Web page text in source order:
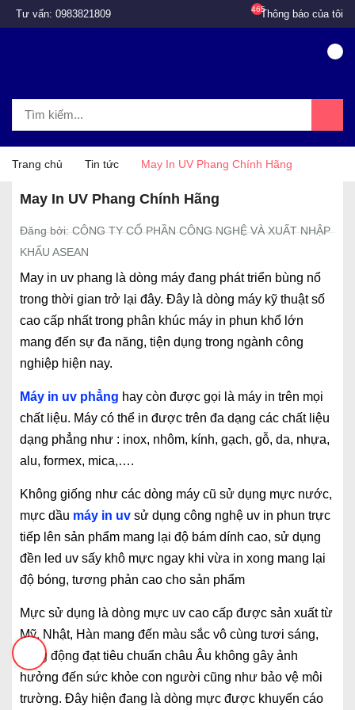
Tư vấn: 0983821809 Thông báo của tôi
465
Trang chủ Tin tức May In UV Phang Chính Hãng
May In UV Phang Chính Hãng
Đăng bởi: CÔNG TY CỔ PHẦN CÔNG NGHỆ VÀ XUẤT NHẬP
KHẨU ASEAN
May in uv phang là dòng máy đang phát triển bùng nổ
trong thời gian trở lại đây. Đây là dòng máy kỹ thuật số
cao cấp nhất trong phân khúc máy in phun khổ lớn
mang đến sự đa năng, tiện dụng trong ngành công
nghiệp hiện nay.
Máy in uv phẳng hay còn được gọi là máy in trên mọi
chất liệu. Máy có thể in được trên đa dạng các chất liệu
dạng phẳng như : inox, nhôm, kính, gạch, gỗ, da, nhựa,
alu, formex, mica,….
Không giống như các dòng máy cũ sử dụng mực nước,
mực dầu máy in uv sử dụng công nghệ uv in phun trực
tiếp lên sản phẩm mang lại độ bám dính cao, sử dụng
đền led uv sấy khô mực ngay khi vừa in xong mang lại
độ bóng, tương phản cao cho sản phẩm
Mực sử dụng là dòng mực uv cao cấp được sản xuất từ
Mỹ, Nhật, Hàn mang đến màu sắc vô cùng tươi sáng,
sống động đạt tiêu chuẩn châu Âu không gây ảnh
hưởng đến sức khỏe con người cũng như bảo vệ môi
trường. Đây hiện đang là dòng mực được khuyến cáo